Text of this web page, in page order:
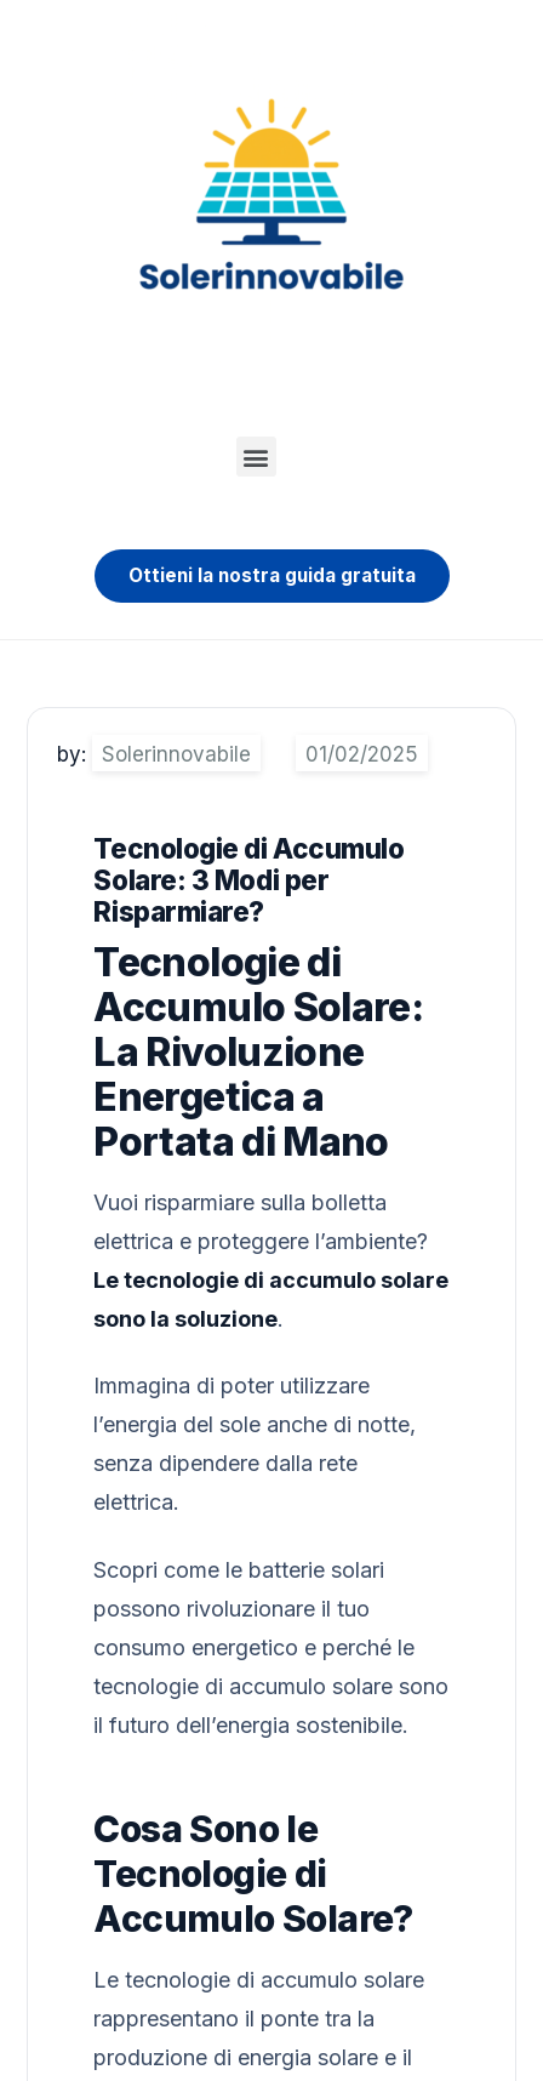
Ottieni la nostra guida gratuita
by: Solerinnovabile
Tecnologie di Accumulo
Solare: 3 Modi per
Risparmiare?
Tecnologie di
Accumulo Solare:
La Rivoluzione
Energetica a
Portata di Mano
Vuoi risparmiare sulla bolletta
elettrica e proteggere l’ambiente?
Le tecnologie di accumulo solare
sono la soluzione.
Immagina di poter utilizzare
l’energia del sole anche di notte,
senza dipendere dalla rete
elettrica.
Scopri come le batterie solari
possono rivoluzionare il tuo
consumo energetico e perché le
tecnologie di accumulo solare sono
il futuro dell’energia sostenibile.
Cosa Sono le
Tecnologie di
Accumulo Solare?
Le tecnologie di accumulo solare
rappresentano il ponte tra la
produzione di energia solare e il